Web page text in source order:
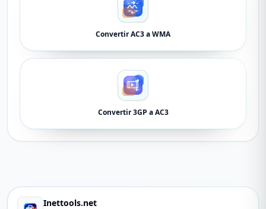
Convertir AC3 a WMA
Convertir 3GP a AC3
Inettools.net